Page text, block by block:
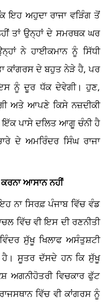
ਇਹ ਅਹੁਦਾ ਰਾਜਾ ਵੜਿੰਗ ਤੋਂ
ਤਾਂ ਉਨ੍ਹਾਂ ਦੇ ਸਮਰਥਕ ਘਰ
ਨੇ ਹਾਈਕਮਾਨ ਨੂੰ ਸਿੱਧੀ
ਕਾਂਗਰਸ ਦੇ ਬਹੁਤ ਨੇੜੇ ਹੈ, ਪਰ
ਨੂੰ ਦੂਰ ਧੱਕ ਦੇਵੇਗੀ। ਹੁਣ,
ਅਤੇ ਆਪਣੇ ਕਿਸੇ ਨਜ਼ਦੀਕੀ
ਇੱਕ ਪਾਸੇ ਦਲਿਤ ਆਗੂ ਚੰਨੀ ਹੈ
ਦੇ ਅਮਰਿੰਦਰ ਸਿੰਘ ਰਾਜਾ
ਆਸਾਨ ਨਹੀਂ
ਨਾ ਸਿਰਫ਼ ਪੰਜਾਬ ਵਿੱਚ ਵੰਡ
ਵਿੱਚ ਵੀ ਇਸ ਦੀ ਰਣਨੀਤੀ
ਸੁੱਖੂ ਖਿਲਾਫ ਅਸੰਤੁਸ਼ਟੀ
ਸੂਤਰ ਦੱਸਦੇ ਹਨ ਕਿ ਸੁੱਖੂ
ਅਗਨੀਹੋਤਰੀ ਵਿਚਕਾਰ ਫੁੱਟ
ਵਿੱਚ ਵੀ ਕਾਂਗਰਸ ਨੂੰ